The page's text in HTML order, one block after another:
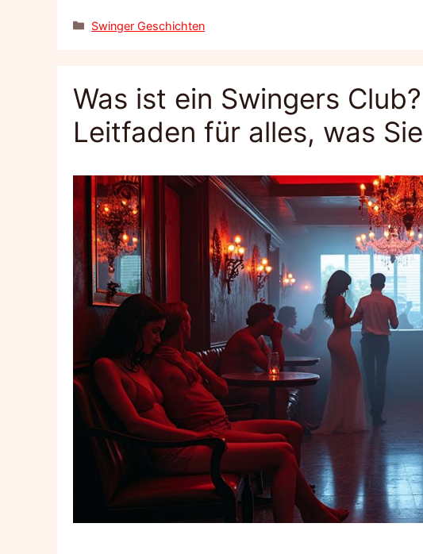
Kategorien
Swinger Geschichten
Was ist ein Swingers
Leitfaden für alles, was